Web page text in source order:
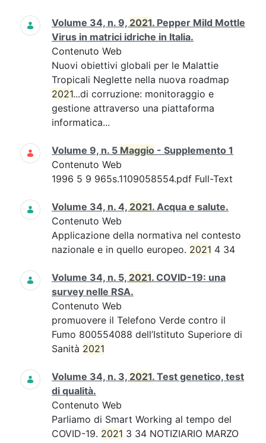
Volume 34, n. 9, 2021. Pepper Mild Mottle
Virus in matrici idriche in Italia.
Contenuto Web
Nuovi obiettivi globali per le Malattie
Tropicali Neglette nella nuova roadmap
2021...di corruzione: monitoraggio e
gestione attraverso una piattaforma
informatica...
Volume 9, n. 5 Maggio - Supplemento 1
Contenuto Web
1996 5 9 965s.1109058554.pdf Full-Text
Volume 34, n. 4, 2021. Acqua e salute.
Contenuto Web
Applicazione della normativa nel contesto
nazionale e in quello europeo. 2021 4 34
Volume 34, n. 5, 2021. COVID-19: una
survey nelle RSA.
Contenuto Web
promuovere il Telefono Verde contro il
Fumo 800554088 dell’Istituto Superiore di
Sanità 2021
Volume 34, n. 3, 2021. Test genetico, test
di qualità.
Contenuto Web
Parliamo di Smart Working al tempo del
COVID-19. 2021 3 34 NOTIZIARIO MARZO